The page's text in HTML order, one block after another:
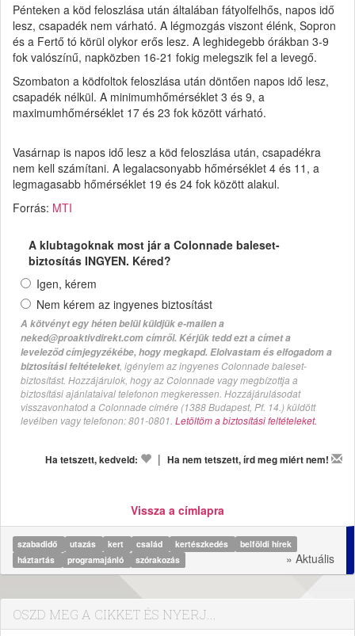
Pénteken a köd feloszlása után általában fátyolfelhős, napos idő
lesz, csapadék nem várható. A légmozgás viszont élénk, Sopron
és a Fertő tó körül olykor erős lesz. A leghidegebb órákban 3-9
fok valószínű, napközben 16-21 fokig melegszik fel a levegő.
Szombaton a ködfoltok feloszlása után döntően napos idő lesz,
csapadék nélkül. A minimumhőmérséklet 3 és 9, a
maximumhőmérséklet 17 és 23 fok között várható.
Vasárnap is napos idő lesz a köd feloszlása után, csapadékra
nem kell számítani. A legalacsonyabb hőmérséklet 4 és 11, a
legmagasabb hőmérséklet 19 és 24 fok között alakul.
Forrás: MTI
A klubtagoknak most jár a Colonnade baleset-
biztosítás INGYEN. Kéred?
Igen, kérem
Nem kérem az ingyenes biztosítást
A kötvényt egy héten belül küldjük e-mailen a
neked@proaktivdirekt.com címről. Kérjük tedd ezt a címet a
leveleződ címjegyzékébe, hogy megkapd. Elolvastam és elfogadom a
biztosítási feltételeket, igénylem az ingyenes Colonnade baleset-
biztosítást. Hozzájárulok, hogy az Colonnade vagy megbízottja a
biztosítási ajánlataival telefonon megkeressen. Hozzájárulásodat
visszavonhatod a Colonnade címére (1388 Budapest, Pf. 14.) küldött
levélben vagy telefonon: 801-0801. Letöltöm a biztosítási feltételeket.
Ha tetszett, kedveld: | Ha nem tetszett, írd meg miért nem!
Vissza a címlapra
szabadidő utazás kert család kertészkedés
belföldi hírek
háztartás
programajánló szórakozás » Aktuális
OSZD MEG A CIKKET ÉS NYERJ...